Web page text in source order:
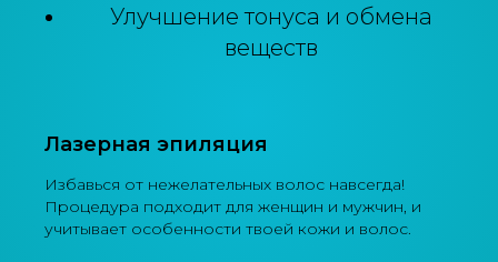
Улучшение тонуса и обмена
веществ
Лазерная эпиляция
Избавься от нежелательных волос навсегда!
Процедура подходит для женщин и мужчин, и
учитывает особенности твоей кожи и волос.